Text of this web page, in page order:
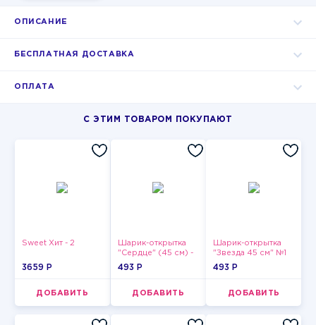
ОПИСАНИЕ
БЕСПЛАТНАЯ ДОСТАВКА
ОПЛАТА
С ЭТИМ ТОВАРОМ ПОКУПАЮТ
Sweet Хит - 2
3659 P
ДОБАВИТЬ
Шарик-открытка
"Сердце" (45 см) -
2
493 P
ДОБАВИТЬ
Шарик-открытка
"Звезда 45 см" №1
493 P
ДОБАВИТЬ